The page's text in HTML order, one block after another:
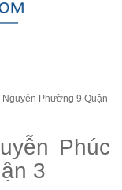
Phường 9 Quận
Phúc
3